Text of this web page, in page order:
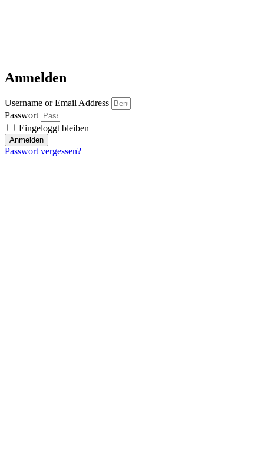
Anmelden
Username or Email Address
Passwort
Eingeloggt bleiben
Anmelden
Passwort vergessen?